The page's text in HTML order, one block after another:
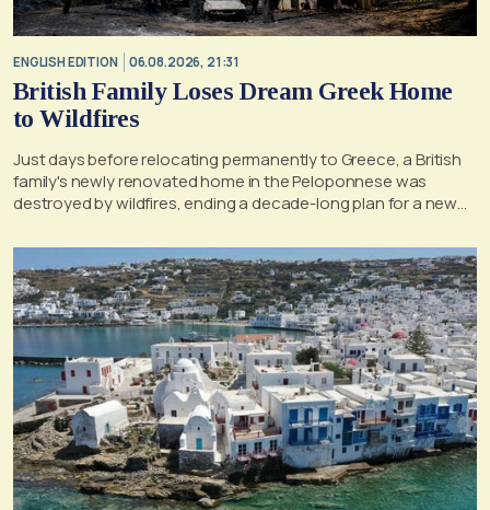
ENGLISH EDITION 06.08.2026, 21:31
British Family Loses Dream Greek Home
to Wildfires
Just days before relocating permanently to Greece, a British
family's newly renovated home in the Peloponnese was
destroyed by wildfires, ending a decade-long plan for a new